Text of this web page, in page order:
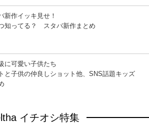
新作イッキ見せ！
知ってる？ スタバ新作まとめ
に可愛い子供たち
と子供の仲良しショット他、SNS話題キッズ
イチオシ特集